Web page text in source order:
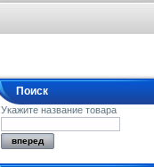
Поиск
Укажите название товара